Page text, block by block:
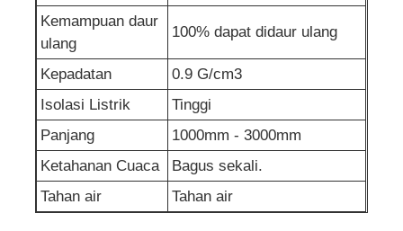
Kemampuan daur
ulang
100% dapat didaur ulang
Kepadatan
0.9 G/cm3
Isolasi Listrik
Tinggi
Panjang
1000mm - 3000mm
Ketahanan Cuaca
Bagus sekali.
Tahan air
Tahan air